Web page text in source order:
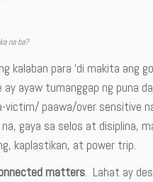
na ba?
kalaban para ‘di makita ang
ayaw tumanggap ng puna
paawa/over sensitive
gaya sa selos at disiplina,
kaplastikan, at power trip.
matters. Lahat ay